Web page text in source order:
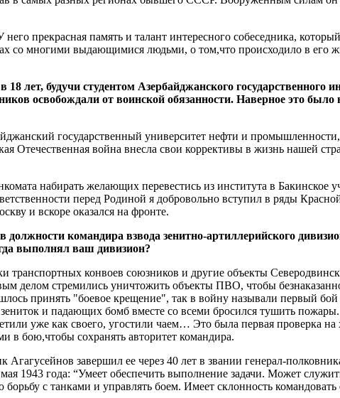
прекрасная память и талант интересного собеседника,
со многими выдающимися людьми, о том,что происходило в его
лет, будучи студентом Азербайджанского государственного
освобождали от воинской обязанности. Наверное это было
государственный университет нефти и промышленности,
Отечественная война внесла свои коррективы в жизнь нашей
набирать желающих перевестись из института в Бакинское
перед Родиной я добровольно вступил в ряды
и вскоре оказался на фронте.
командира взвода зенитно-артиллерийского
выполнял ваш дивизион?
конвоев союзников и другие объекты
делом стремились уничтожить объекты ПВО, чтобы
принять "боевое крещение", так в войну называли первый
и падающих бомб вместе со всеми бросился тушить
уже как своего, угостили чаем… Это была первая проверка на
в бою,чтобы сохранять авторитет командира.
завершил ее через 40 лет в звании генерал-
1943 года: “Умеет обеспечить выполнение задачи. Может
с танками и управлять боем. Имеет склонность